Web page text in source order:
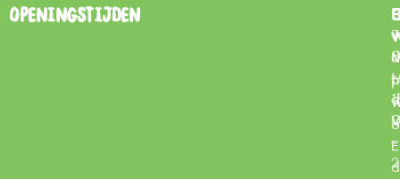
Openingstijden
7
–
–